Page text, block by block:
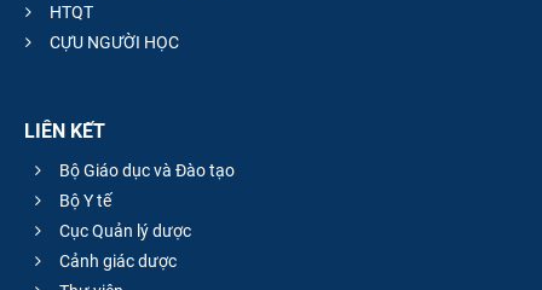
HTQT
CỰU NGƯỜI HỌC
LIÊN KẾT
Bộ Giáo dục và Đào tạo
Bộ Y tế
Cục Quản lý dược
Cảnh giác dược